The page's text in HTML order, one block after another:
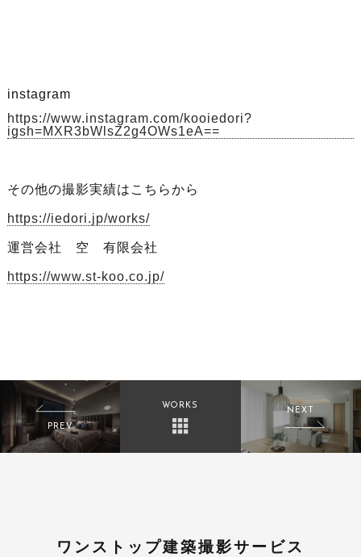
instagram
https://www.instagram.com/kooiedori?
igsh=MXR3bWlsZ2g4OWs1eA==
その他の撮影実績はこちらから
https://iedori.jp/works/
運営会社 空 有限会社
https://www.st-koo.co.jp/
PREV
WORKS
NEXT
ワンストップ建築撮影サービス